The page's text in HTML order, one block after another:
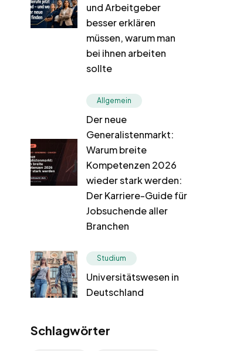
und Arbeitgeber
besser erklären
müssen, warum man
bei ihnen arbeiten
sollte
Allgemein
Der neue
Generalistenmarkt:
Warum breite
Kompetenzen 2026
wieder stark werden:
Der Karriere-Guide für
Jobsuchende aller
Branchen
Studium
Universitätswesen in
Deutschland
Schlagwörter